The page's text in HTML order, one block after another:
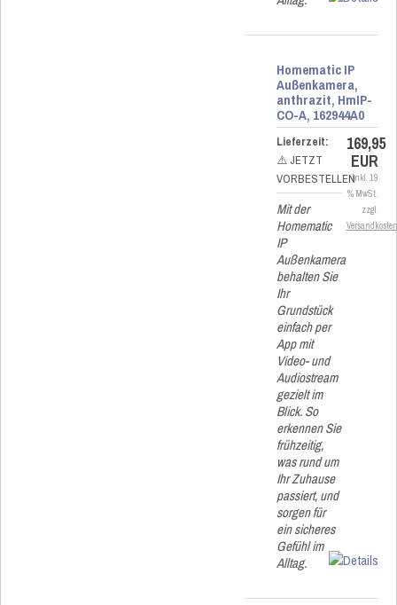
Homematic IP
Außenkamera,
anthrazit, HmIP-
CO-A, 162944A0
Lieferzeit:
⚠️ JETZT
VORBESTELLEN
Mit der
Homematic
IP
Außenkamera
behalten Sie
Ihr
Grundstück
einfach per
App mit
Video- und
Audiostream
gezielt im
Blick. So
erkennen Sie
frühzeitig,
was rund um
Ihr Zuhause
passiert, und
sorgen für
ein sicheres
Gefühl im
Alltag.
169,95
EUR
inkl. 19
% MwSt.
zzgl.
Versandkosten